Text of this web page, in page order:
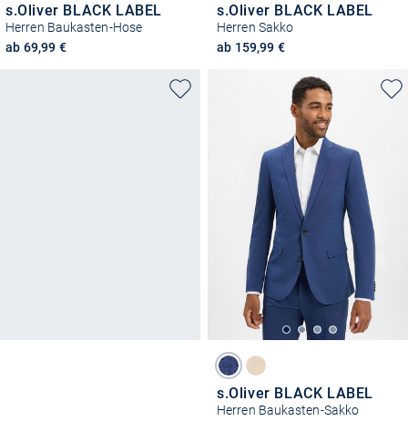
s.Oliver BLACK LABEL
Herren Baukasten-Hose
ab 69,99 €
s.Oliver BLACK LABEL
Herren Sakko
ab 159,99 €
s.Oliver BLACK LABEL
Herren Baukasten-Sakko